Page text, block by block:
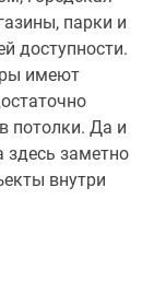
парки и
доступности.
имеют
потолки. Да и
здесь заметно
внутри